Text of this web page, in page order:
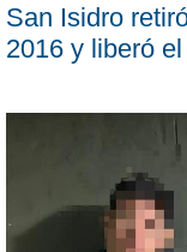
San Isidro
2016 y liberó